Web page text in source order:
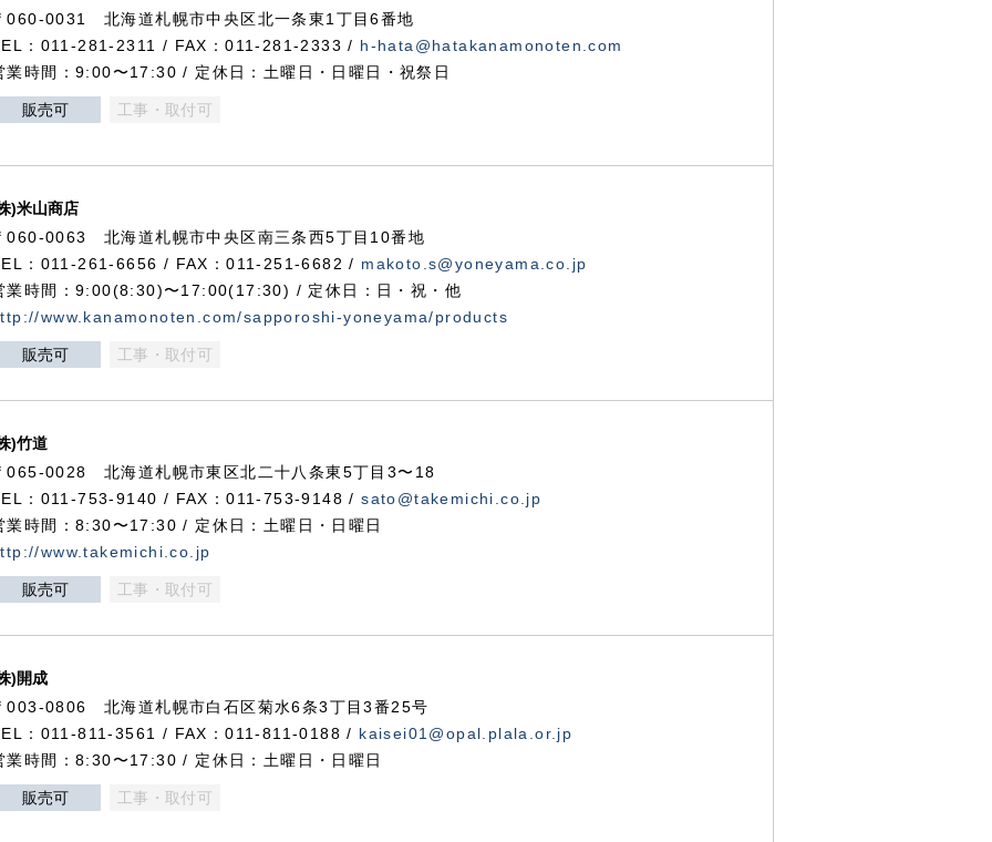
060-0031 北海道札幌市中央区北一条東1丁目6番地
：011-281-2311 / FAX：011-281-2333 / h-hata@hatakanamonoten.com
業時間：9:00〜17:30 / 定休日：土曜日・日曜日・祝祭日
販売可 工事・取付可
)米山商店
060-0063 北海道札幌市中央区南三条西5丁目10番地
：011-261-6656 / FAX：011-251-6682 / makoto.s@yoneyama.co.jp
業時間：9:00(8:30)〜17:00(17:30) / 定休日：日・祝・他
www.kanamonoten.com/sapporoshi-yoneyama/products
販売可 工事・取付可
)竹道
065-0028 北海道札幌市東区北二十八条東5丁目3〜18
：011-753-9140 / FAX：011-753-9148 /sato@takemichi.co.jp
業時間：8:30〜17:30 / 定休日：土曜日・日曜日
www.takemichi.co.jp
販売可 工事・取付可
)開成
003-0806 北海道札幌市白石区菊水6条3丁目3番25号
：011-811-3561 / FAX：011-811-0188 / kaisei01@opal.plala.or.jp
業時間：8:30〜17:30 / 定休日：土曜日・日曜日
販売可 工事・取付可